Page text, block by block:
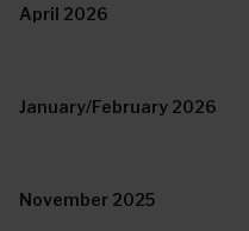
April 2026
January/February 2026
November 2025